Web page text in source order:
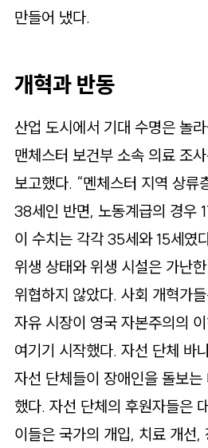
만들어 냈다.
개혁과 반동
산업 도시에서 기대 수명은 놀
맨체스터 보건부 소속 의료 조
보고했다. “멘체스터 지역 상류
38세인 반면, 노동계급의 경우
이 수치는 각각 35세와 15세였
위생 상태와 위생 시설은 가난
위협하지 않았다. 사회 개혁가
자유 시장이 영국 자본주의의
여기기 시작했다. 자선 단체 바
자선 단체들이 장애인을 돌보
했다. 자선 단체의 후원자들은
이들은 국가의 개입, 치료 개선,